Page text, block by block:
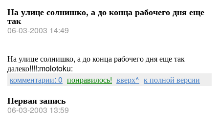
На улице солнишко, а до конца рабочего дня еще
так
06-03-2003 14:49
На улице солнишко, а до конца рабочего дня еще так
далеко!!!!:molotoku:
комментарии: 0 понравилось! вверх^ к полной версии
Первая запись
06-03-2003 13:59